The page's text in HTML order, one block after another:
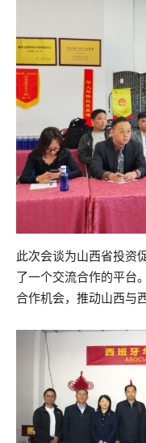
此次会谈为山西省投资
了一个交流合作的平台
合作机会，推动山西与